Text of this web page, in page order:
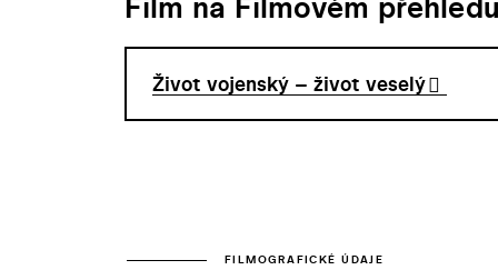
Život vojenský – život veselý
FILMOGRAFICKÉ ÚDAJE